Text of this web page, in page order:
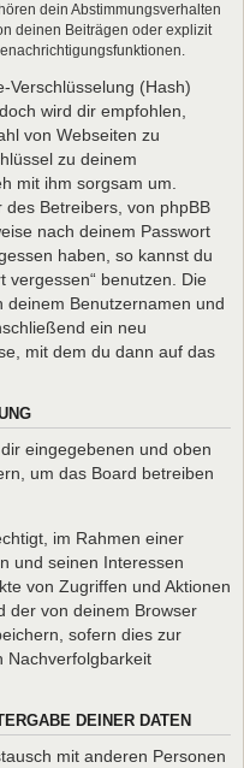
dein Abstimmungsverhalten
deinen Beiträgen oder explizit
Verschlüsselung (Hash)
wird dir empfohlen,
von Webseiten zu
zu deinem
mit ihm sorgsam um.
Betreibers, von phpBB
nach deinem Passwort
haben, so kannst du
vergessen“ benutzen. Die
deinem Benutzernamen und
ein neu
mit dem du dann auf das
eingegebenen und oben
um das Board betreiben
im Rahmen einer
und seinen Interessen
von Zugriffen und Aktionen
der von deinem Browser
sofern dies zur
Nachverfolgbarkeit
DEINER DATEN
mit anderen Personen